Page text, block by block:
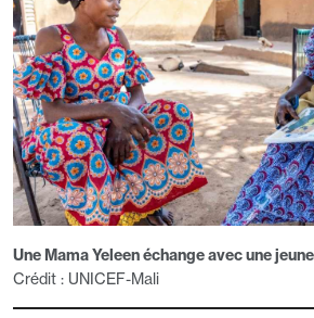
Une Mama Yeleen échange avec une
Crédit : UNICEF-Mali